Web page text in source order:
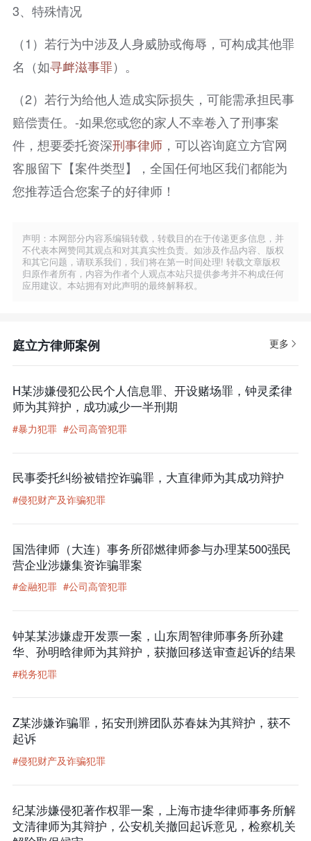
3、特殊情况
（1）若行为中涉及人身威胁或侮辱，可构成其他罪
名（如寻衅滋事罪）。
（2）若行为给他人造成实际损失，可能需承担民事
赔偿责任。-如果您或您的家人不幸卷入了刑事案
件，想要委托资深刑事律师，可以咨询庭立方官网
客服留下【案件类型】，全国任何地区我们都能为
您推荐适合您案子的好律师！
声明：本网部分内容系编辑转载，转载目的在于传递更多信息，并
不代表本网赞同其观点和对其真实性负责。如涉及作品内容、版权
和其它问题，请联系我们，我们将在第一时间处理! 转载文章版权
归原作者所有，内容为作者个人观点本站只提供参考并不构成任何
应用建议。本站拥有对此声明的最终解释权。
庭立方律师案例 更多
H某涉嫌侵犯公民个人信息罪、开设赌场罪，钟灵柔律
师为其辩护，成功减少一半刑期
#暴力犯罪 #公司高管犯罪
民事委托纠纷被错控诈骗罪，大直律师为其成功辩护
#侵犯财产及诈骗犯罪
国浩律师（大连）事务所邵燃律师参与办理某500强民
营企业涉嫌集资诈骗罪案
#金融犯罪 #公司高管犯罪
钟某某涉嫌虚开发票一案，山东周智律师事务所孙建
华、孙明晗律师为其辩护，获撤回移送审查起诉的结果
#税务犯罪
Z某涉嫌诈骗罪，拓安刑辨团队苏春妹为其辩护，获不
起诉
#侵犯财产及诈骗犯罪
纪某涉嫌侵犯著作权罪一案，上海市捷华律师事务所解
文清律师为其辩护，公安机关撤回起诉意见，检察机关